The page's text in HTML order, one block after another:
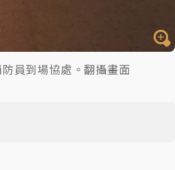
員到場協處。翻攝畫面